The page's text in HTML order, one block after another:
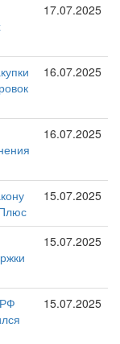
17.07.2025
16.07.2025
16.07.2025
15.07.2025
15.07.2025
15.07.2025